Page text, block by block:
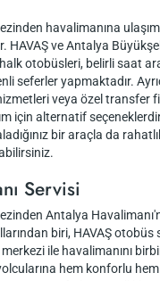
havalimanına
HAVAŞ ve Antalya
otobüsleri, belirli saat
seferler yapmaktadır.
veya özel transfer
için alternatif
bir araçla da
Servisi
Antalya
biri, HAVAŞ otobüs
ile havalimanını
hem konforlu